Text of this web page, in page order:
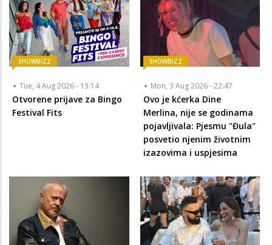
SHOWBIZZ
Tue, 4 Aug 2026 - 13:14
Otvorene prijave za Bingo
Festival Fits
SHOWBIZZ
Mon, 3 Aug 2026 - 22:47
Ovo je kćerka Dine
Merlina, nije se godinama
pojavljivala: Pjesmu "Đula"
posvetio njenim životnim
izazovima i uspjesima